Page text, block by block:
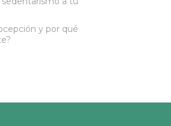
y por qué